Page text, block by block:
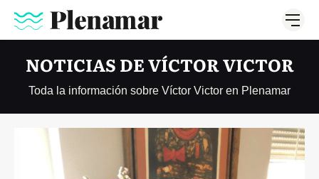
NOTICIAS DE VÍCTOR VICTOR
Toda la información sobre Víctor Victor en Plenamar